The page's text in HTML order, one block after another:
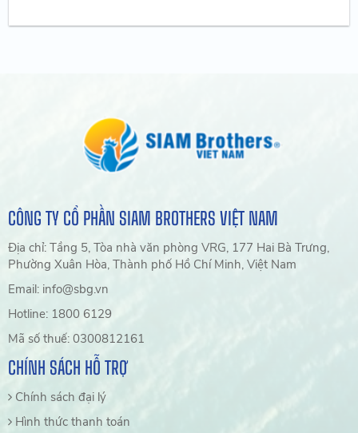
CÔNG TY CỔ PHẦN SIAM BROTHERS VIỆT NAM
Địa chỉ: Tầng 5, Tòa nhà văn phòng VRG, 177 Hai Bà Trưng,
Phường Xuân Hòa, Thành phố Hồ Chí Minh, Việt Nam
Email: info@sbg.vn
Hotline: 1800 6129
Mã số thuế: 0300812161
CHÍNH SÁCH HỖ TRỢ
Chính sách đại lý
Hình thức thanh toán